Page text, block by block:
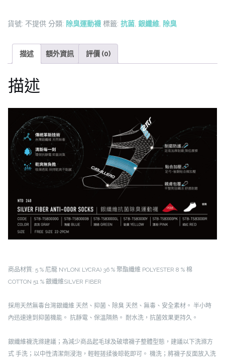
維
除
臭
運
量
貨號: 不提供 分類: 除臭運動襪 標籤: 抗菌, 銀纖維, 除臭
描述 額外資訊 評價 (0)
描述
商品材質: 5 % 尼龍 NYLON( LYCRA) 36 % 聚酯纖維 POLYESTER 8 % 棉
COTTON 51 % 銀纖維SILVER FIBER
採用天然無毒台灣銀纖維 天然、抑菌、除臭 天然、無毒、安全素材。 半小時
內迅速達到抑菌機能。 抗靜電、保溫隔熱。 耐水洗，抗菌效果更持久。
銀纖維襪洗滌建議；為減少商品起毛球及破壞襪子整體型態，建議以下洗滌方
式 手洗；以中性清潔劑浸泡，輕輕搓揉後晾乾即可。 機洗；將襪子反面放入洗